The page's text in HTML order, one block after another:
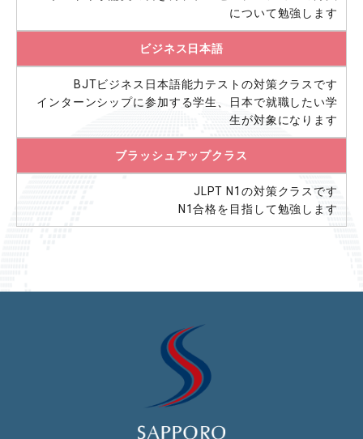
について勉強します
ビジネス⽇本語
BJTビジネス日本語能力テストの対策クラスです
インターンシップに参加する学生、日本で就職したい学
生が対象になります
ブラッシュアップクラス
JLPT N1の対策クラスです
N1合格を目指して勉強します